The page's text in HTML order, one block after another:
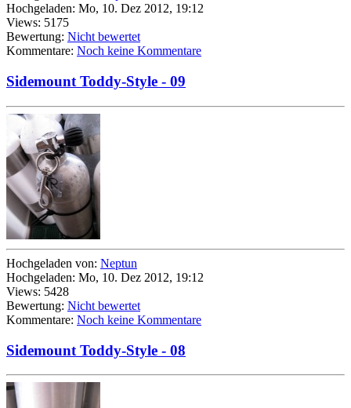
Hochgeladen: Mo, 10. Dez 2012, 19:12
Views: 5175
Bewertung: Nicht bewertet
Kommentare: Noch keine Kommentare
Sidemount Toddy-Style - 09
Hochgeladen von: Neptun
Hochgeladen: Mo, 10. Dez 2012, 19:12
Views: 5428
Bewertung: Nicht bewertet
Kommentare: Noch keine Kommentare
Sidemount Toddy-Style - 08